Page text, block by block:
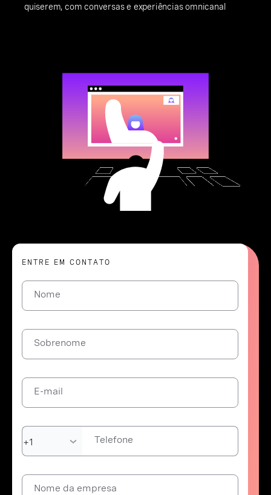
quiserem, com conversas e experiências omnicanal
ENTRE EM CONTATO
Nome
Sobrenome
E-mail
Telefone
Nome da empresa